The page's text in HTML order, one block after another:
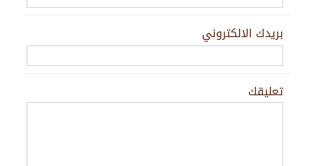
بريدك الالكتروني
تعليقك